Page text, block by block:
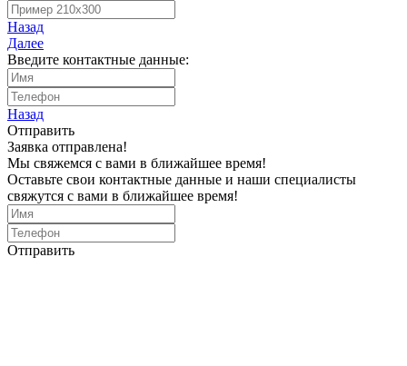
Назад
Далее
Введите контактные данные:
Назад
Отправить
Заявка отправлена!
Мы свяжемся с вами в ближайшее время!
Оставьте свои контактные данные и наши специалисты
свяжутся с вами в ближайшее время!
Отправить